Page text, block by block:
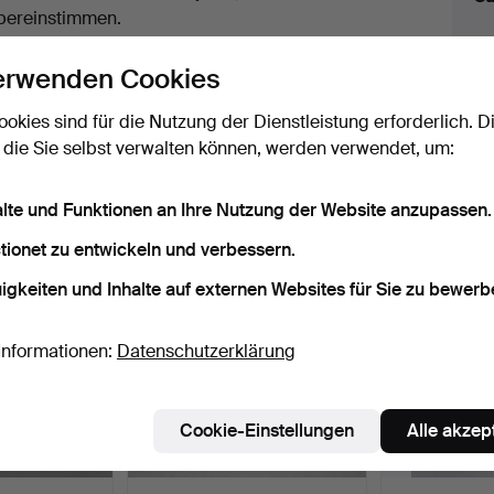
zu erhalten, sobald dieses Objekt
ist.
die mit Ihrer Suche
Cookies
sind für die Nutzung der Dienstleistung erforderlich.
Sie selbst verwalten können, werden verwendet, um:
und Funktionen an Ihre Nutzung der Website anzupassen.
zu entwickeln und verbessern.
und Inhalte auf externen Websites für Sie zu
Datenschutzerklärung
Cookie-Einstellungen Alle